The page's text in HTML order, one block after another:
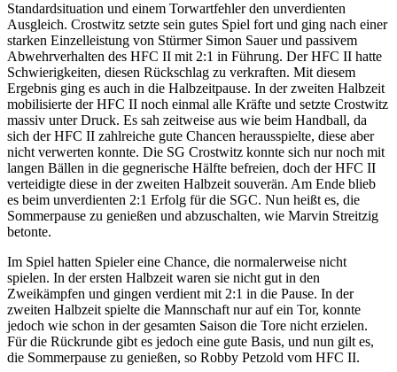
Standardsituation und einem Torwartfehler den unverdienten
Ausgleich. Crostwitz setzte sein gutes Spiel fort und ging nach einer
starken Einzelleistung von Stürmer Simon Sauer und passivem
Abwehrverhalten des HFC II mit 2:1 in Führung. Der HFC II hatte
Schwierigkeiten, diesen Rückschlag zu verkraften. Mit diesem
Ergebnis ging es auch in die Halbzeitpause. In der zweiten Halbzeit
mobilisierte der HFC II noch einmal alle Kräfte und setzte Crostwitz
massiv unter Druck. Es sah zeitweise aus wie beim Handball, da
sich der HFC II zahlreiche gute Chancen herausspielte, diese aber
nicht verwerten konnte. Die SG Crostwitz konnte sich nur noch mit
langen Bällen in die gegnerische Hälfte befreien, doch der HFC II
verteidigte diese in der zweiten Halbzeit souverän. Am Ende blieb
es beim unverdienten 2:1 Erfolg für die SGC. Nun heißt es, die
Sommerpause zu genießen und abzuschalten, wie Marvin Streitzig
betonte.
Im Spiel hatten Spieler eine Chance, die normalerweise nicht
spielen. In der ersten Halbzeit waren sie nicht gut in den
Zweikämpfen und gingen verdient mit 2:1 in die Pause. In der
zweiten Halbzeit spielte die Mannschaft nur auf ein Tor, konnte
jedoch wie schon in der gesamten Saison die Tore nicht erzielen.
Für die Rückrunde gibt es jedoch eine gute Basis, und nun gilt es,
die Sommerpause zu genießen, so Robby Petzold vom HFC II.